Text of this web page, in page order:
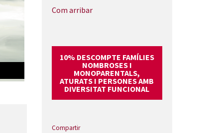
Com arribar
10% DESCOMPTE FAMÍLIES
NOMBROSES I
MONOPARENTALS,
ATURATS I PERSONES AMB
DIVERSITAT FUNCIONAL
Compartir